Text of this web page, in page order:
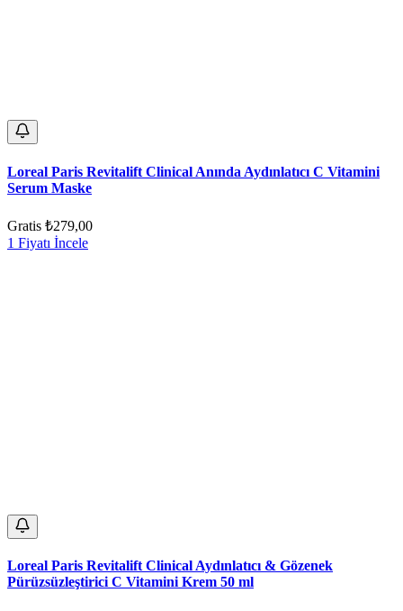
Loreal Paris Revitalift Clinical Anında Aydınlatıcı C Vitamini
Serum Maske
Gratis ₺279,00
1 Fiyatı İncele
Loreal Paris Revitalift Clinical Aydınlatıcı & Gözenek
Pürüzsüzleştirici C Vitamini Krem 50 ml